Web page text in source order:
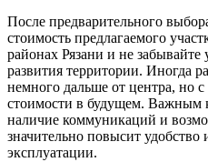
После предварительного
стоимость предлагаемого
районах Рязани и не
развития территории. Иногда
немного дальше от центра, но
стоимости в будущем. Важным
наличие коммуникаций и
значительно повысит удобство
эксплуатации.